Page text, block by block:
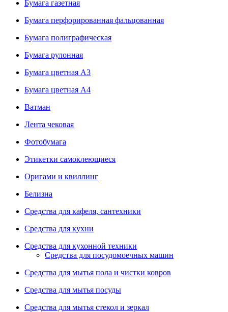
Бумага газетная
Бумага перфорированная фальцованная
Бумага полиграфическая
Бумага рулонная
Бумага цветная А3
Бумага цветная А4
Ватман
Лента чековая
Фотобумага
Этикетки самоклеющиеся
Оригами и квиллинг
Белизна
Средства для кафеля, сантехники
Средства для кухни
Средства для кухонной техники
Средства для посудомоечных машин
Средства для мытья пола и чистки ковров
Средства для мытья посуды
Средства для мытья стекол и зеркал